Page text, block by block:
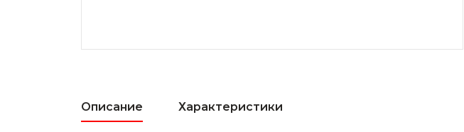
Описание Характеристики